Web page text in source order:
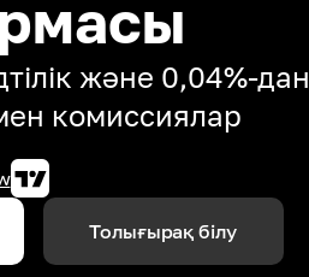
және 0,04%-дан
комиссиялар
Толығырақ білу